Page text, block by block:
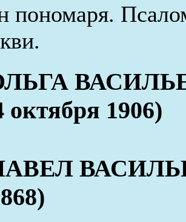
пономаря.
октября 1906)